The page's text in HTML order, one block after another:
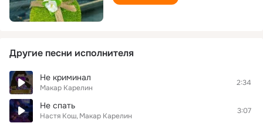
Другие песни исполнителя
Не криминал
Макар Карелин
2:34
Не спать
Настя Кош Макар Карелин
3:07